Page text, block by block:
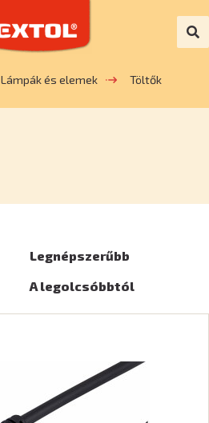
Lámpák és elemek Töltők
Legnépszerűbb
A legolcsóbbtól